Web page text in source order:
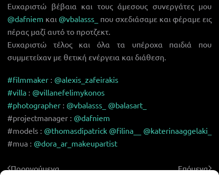
Ευχαριστώ βέβαια και τους άμεσους συνεργάτες μου
@dafniem και @vbalasss_
που σχεδιάσαμε και φέραμε εις
πέρας μαζί αυτό το προτζεκτ.
Ευχαριστώ τέλος και όλα τα υπέροχα παιδιά που
συμμετείχαν με θετική ενέργεια και διάθεση.
#filmmaker : @alexis_zafeirakis
#villa : @villanefelimykonos
#photographer : @vbalasss_
@balasart_
#projectmanager : @dafniem
#models : @thomasdipatrick @filina__
@katerinaaggelaki_
#mua : @dora_ar_makeupartist
Προηγούμενα Επόμενα